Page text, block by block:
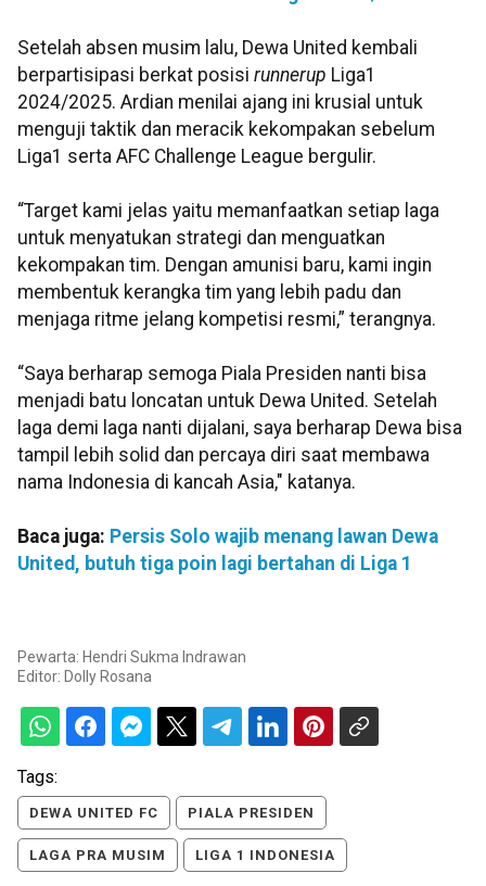
Setelah absen musim lalu, Dewa United kembali
berpartisipasi berkat posisi runnerup Liga1
2024/2025. Ardian menilai ajang ini krusial untuk
menguji taktik dan meracik kekompakan sebelum
Liga1 serta AFC Challenge League bergulir.
“Target kami jelas yaitu memanfaatkan setiap laga
untuk menyatukan strategi dan menguatkan
kekompakan tim. Dengan amunisi baru, kami ingin
membentuk kerangka tim yang lebih padu dan
menjaga ritme jelang kompetisi resmi,” terangnya.
“Saya berharap semoga Piala Presiden nanti bisa
menjadi batu loncatan untuk Dewa United. Setelah
laga demi laga nanti dijalani, saya berharap Dewa bisa
tampil lebih solid dan percaya diri saat membawa
nama Indonesia di kancah Asia," katanya.
Baca juga: Persis Solo wajib menang lawan Dewa
United, butuh tiga poin lagi bertahan di Liga 1
Pewarta: Hendri Sukma Indrawan
Editor: Dolly Rosana
Tags:
DEWA UNITED FC PIALA PRESIDEN
LAGA PRA MUSIM LIGA 1 INDONESIA